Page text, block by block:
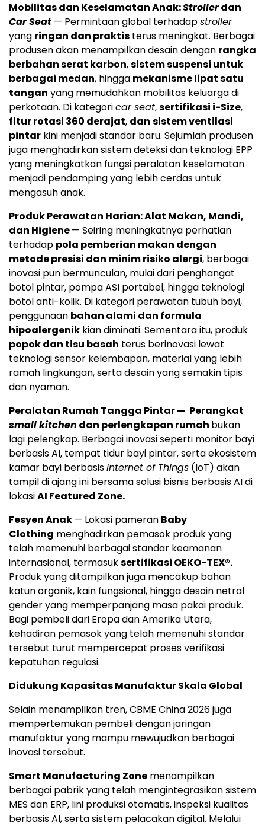
Mobilitas dan Keselamatan Anak:Strollerdan
Car Seat — Permintaan global terhadapstroller
yang ringan dan praktis terus meningkat. Berbagai
produsen akan menampilkan desain dengan rangka
berbahan serat karbon,sistem suspensi untuk
berbagai medan, hingga mekanisme lipat satu
tangan yang memudahkan mobilitas keluarga di
perkotaan. Di kategoricar seat,sertifikasi i-Size,
fitur rotasi 360 derajat, dan sistem ventilasi
pintar kini menjadi standar baru. Sejumlah produsen
juga menghadirkan sistem deteksi dan teknologi EPP
yang meningkatkan fungsi peralatan keselamatan
menjadi pendamping yang lebih cerdas untuk
mengasuh anak.
Produk Perawatan Harian: Alat Makan, Mandi,
dan Higiene— Seiring meningkatnya perhatian
terhadap pola pemberian makan dengan
metode presisi dan minim risiko alergi, berbagai
inovasi pun bermunculan, mulai dari penghangat
botol pintar, pompa ASI portabel, hingga teknologi
botol anti-kolik. Di kategori perawatan tubuh bayi,
penggunaan bahan alami dan formula
hipoalergenik kian diminati. Sementara itu, produk
popok dan tisu basah terus berinovasi lewat
teknologi sensor kelembapan, material yang lebih
ramah lingkungan, serta desain yang semakin tipis
dan nyaman.
Peralatan Rumah Tangga Pintar — Perangkat
small kitchen dan perlengkapan rumah bukan
lagi pelengkap. Berbagai inovasi seperti monitor bayi
berbasis AI, tempat tidur bayi pintar, serta ekosistem
kamar bayi berbasisInternet of Things (IoT) akan
tampil di ajang ini bersama solusi bisnis berbasis AI di
lokasiAI Featured Zone.
Fesyen Anak— Lokasi pameran Baby
Clothing menghadirkan pemasok produk yang
telah memenuhi berbagai standar keamanan
internasional, termasuksertifikasi OEKO-TEX®.
Produk yang ditampilkan juga mencakup bahan
katun organik, kain fungsional, hingga desain netral
gender yang memperpanjang masa pakai produk.
Bagi pembeli dari Eropa dan Amerika Utara,
kehadiran pemasok yang telah memenuhi standar
tersebut turut mempercepat proses verifikasi
kepatuhan regulasi.
Didukung Kapasitas Manufaktur Skala Global
Selain menampilkan tren, CBME China 2026 juga
mempertemukan pembeli dengan jaringan
manufaktur yang mampu mewujudkan berbagai
inovasi tersebut.
Smart Manufacturing Zone menampilkan
berbagai pabrik yang telah mengintegrasikan sistem
MES dan ERP, lini produksi otomatis, inspeksi kualitas
berbasis AI, serta sistem pelacakan digital. Melalui